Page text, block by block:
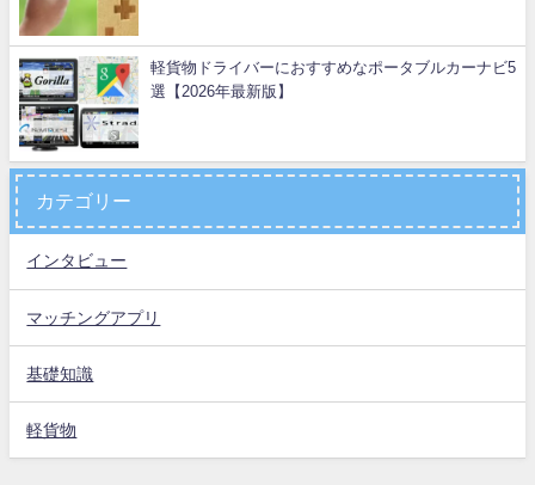
軽貨物ドライバーにおすすめなポータブルカーナビ5
選【2026年最新版】
カテゴリー
インタビュー
マッチングアプリ
基礎知識
軽貨物